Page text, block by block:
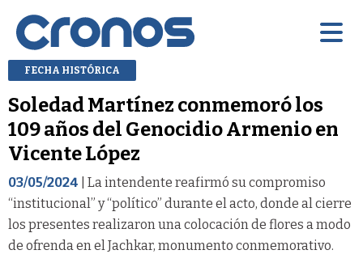
FECHA HISTÓRICA
Soledad Martínez conmemoró los
109 años del Genocidio Armenio en
Vicente López
03/05/2024 | La intendente reafirmó su compromiso
“institucional” y “político” durante el acto, donde al cierre
los presentes realizaron una colocación de flores a modo
de ofrenda en el Jachkar, monumento conmemorativo.